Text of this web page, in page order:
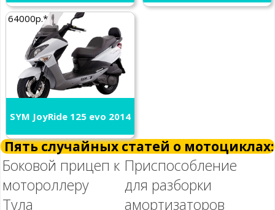
64000р.*
SYM JoyRide 125 evo 2014
Пять случайных статей о мотоциклах:
Боковой прицеп к
мотороллеру
Тула
Приспособление
для разборки
амортизаторов